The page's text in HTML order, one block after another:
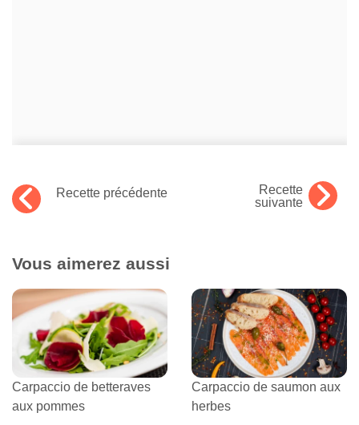
Recette précédente
Recette
suivante
Vous aimerez aussi
Carpaccio de betteraves
aux pommes
Carpaccio de saumon aux
herbes